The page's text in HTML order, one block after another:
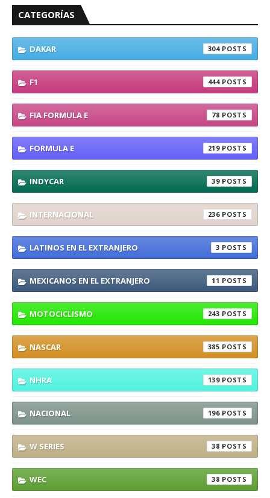
CATEGORÍAS
DAKAR 304
F1 444
FIA FORMULA E 78
FORMULA E 219
INDYCAR 39
INTERNACIONAL 236
LATINOS EN EL EXTRANJERO 3
MEXICANOS EN EL EXTRANJERO 11
MOTOCICLISMO 243
NASCAR 385
NHRA 139
NACIONAL 196
W SERIES 38
WEC 38